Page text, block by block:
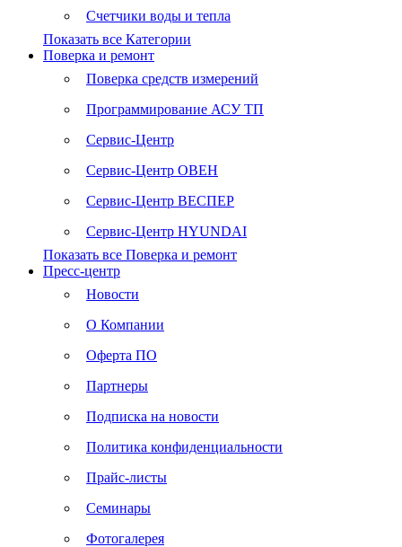
Счетчики воды и тепла
Показать все Категории
Поверка и ремонт
Поверка средств измерений
Программирование АСУ ТП
Сервис-Центр
Сервис-Центр ОВЕН
Сервис-Центр ВЕСПЕР
Сервис-Центр HYUNDAI
Показать все Поверка и ремонт
Пресс-центр
Новости
О Компании
Оферта ПО
Партнеры
Подписка на новости
Политика конфиденциальности
Прайс-листы
Семинары
Фотогалерея